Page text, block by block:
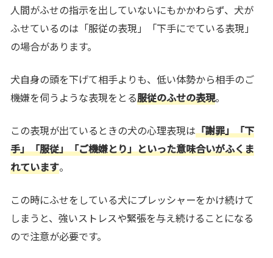
人間がふせの指示を出していないにもかかわらず、犬が
ふせているのは 「服従の表現」「下手にでている表現」
の場合があります。
犬自身の頭を下げて相手よりも、低い体勢から相手のご
機嫌を伺うような表現をとる服従のふせの表現。
この表現が出ているときの犬の心理表現は「謝罪」「下
手」「服従」「ご機嫌とり」といった意味合いがふくま
れています。
この時にふせをしている犬にプレッシャーをかけ続けて
しまうと、強いストレスや緊張を与え続けることになる
ので注意が必要です。